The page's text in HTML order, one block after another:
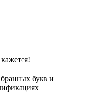
букв и